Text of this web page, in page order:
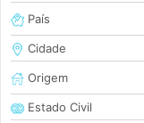
País
Cidade
Origem
Estado Civil